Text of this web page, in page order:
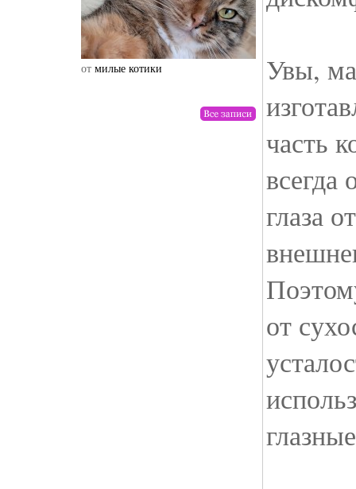
от милые котики от drunktwi
Увы,
часть
всегда
глаза
от